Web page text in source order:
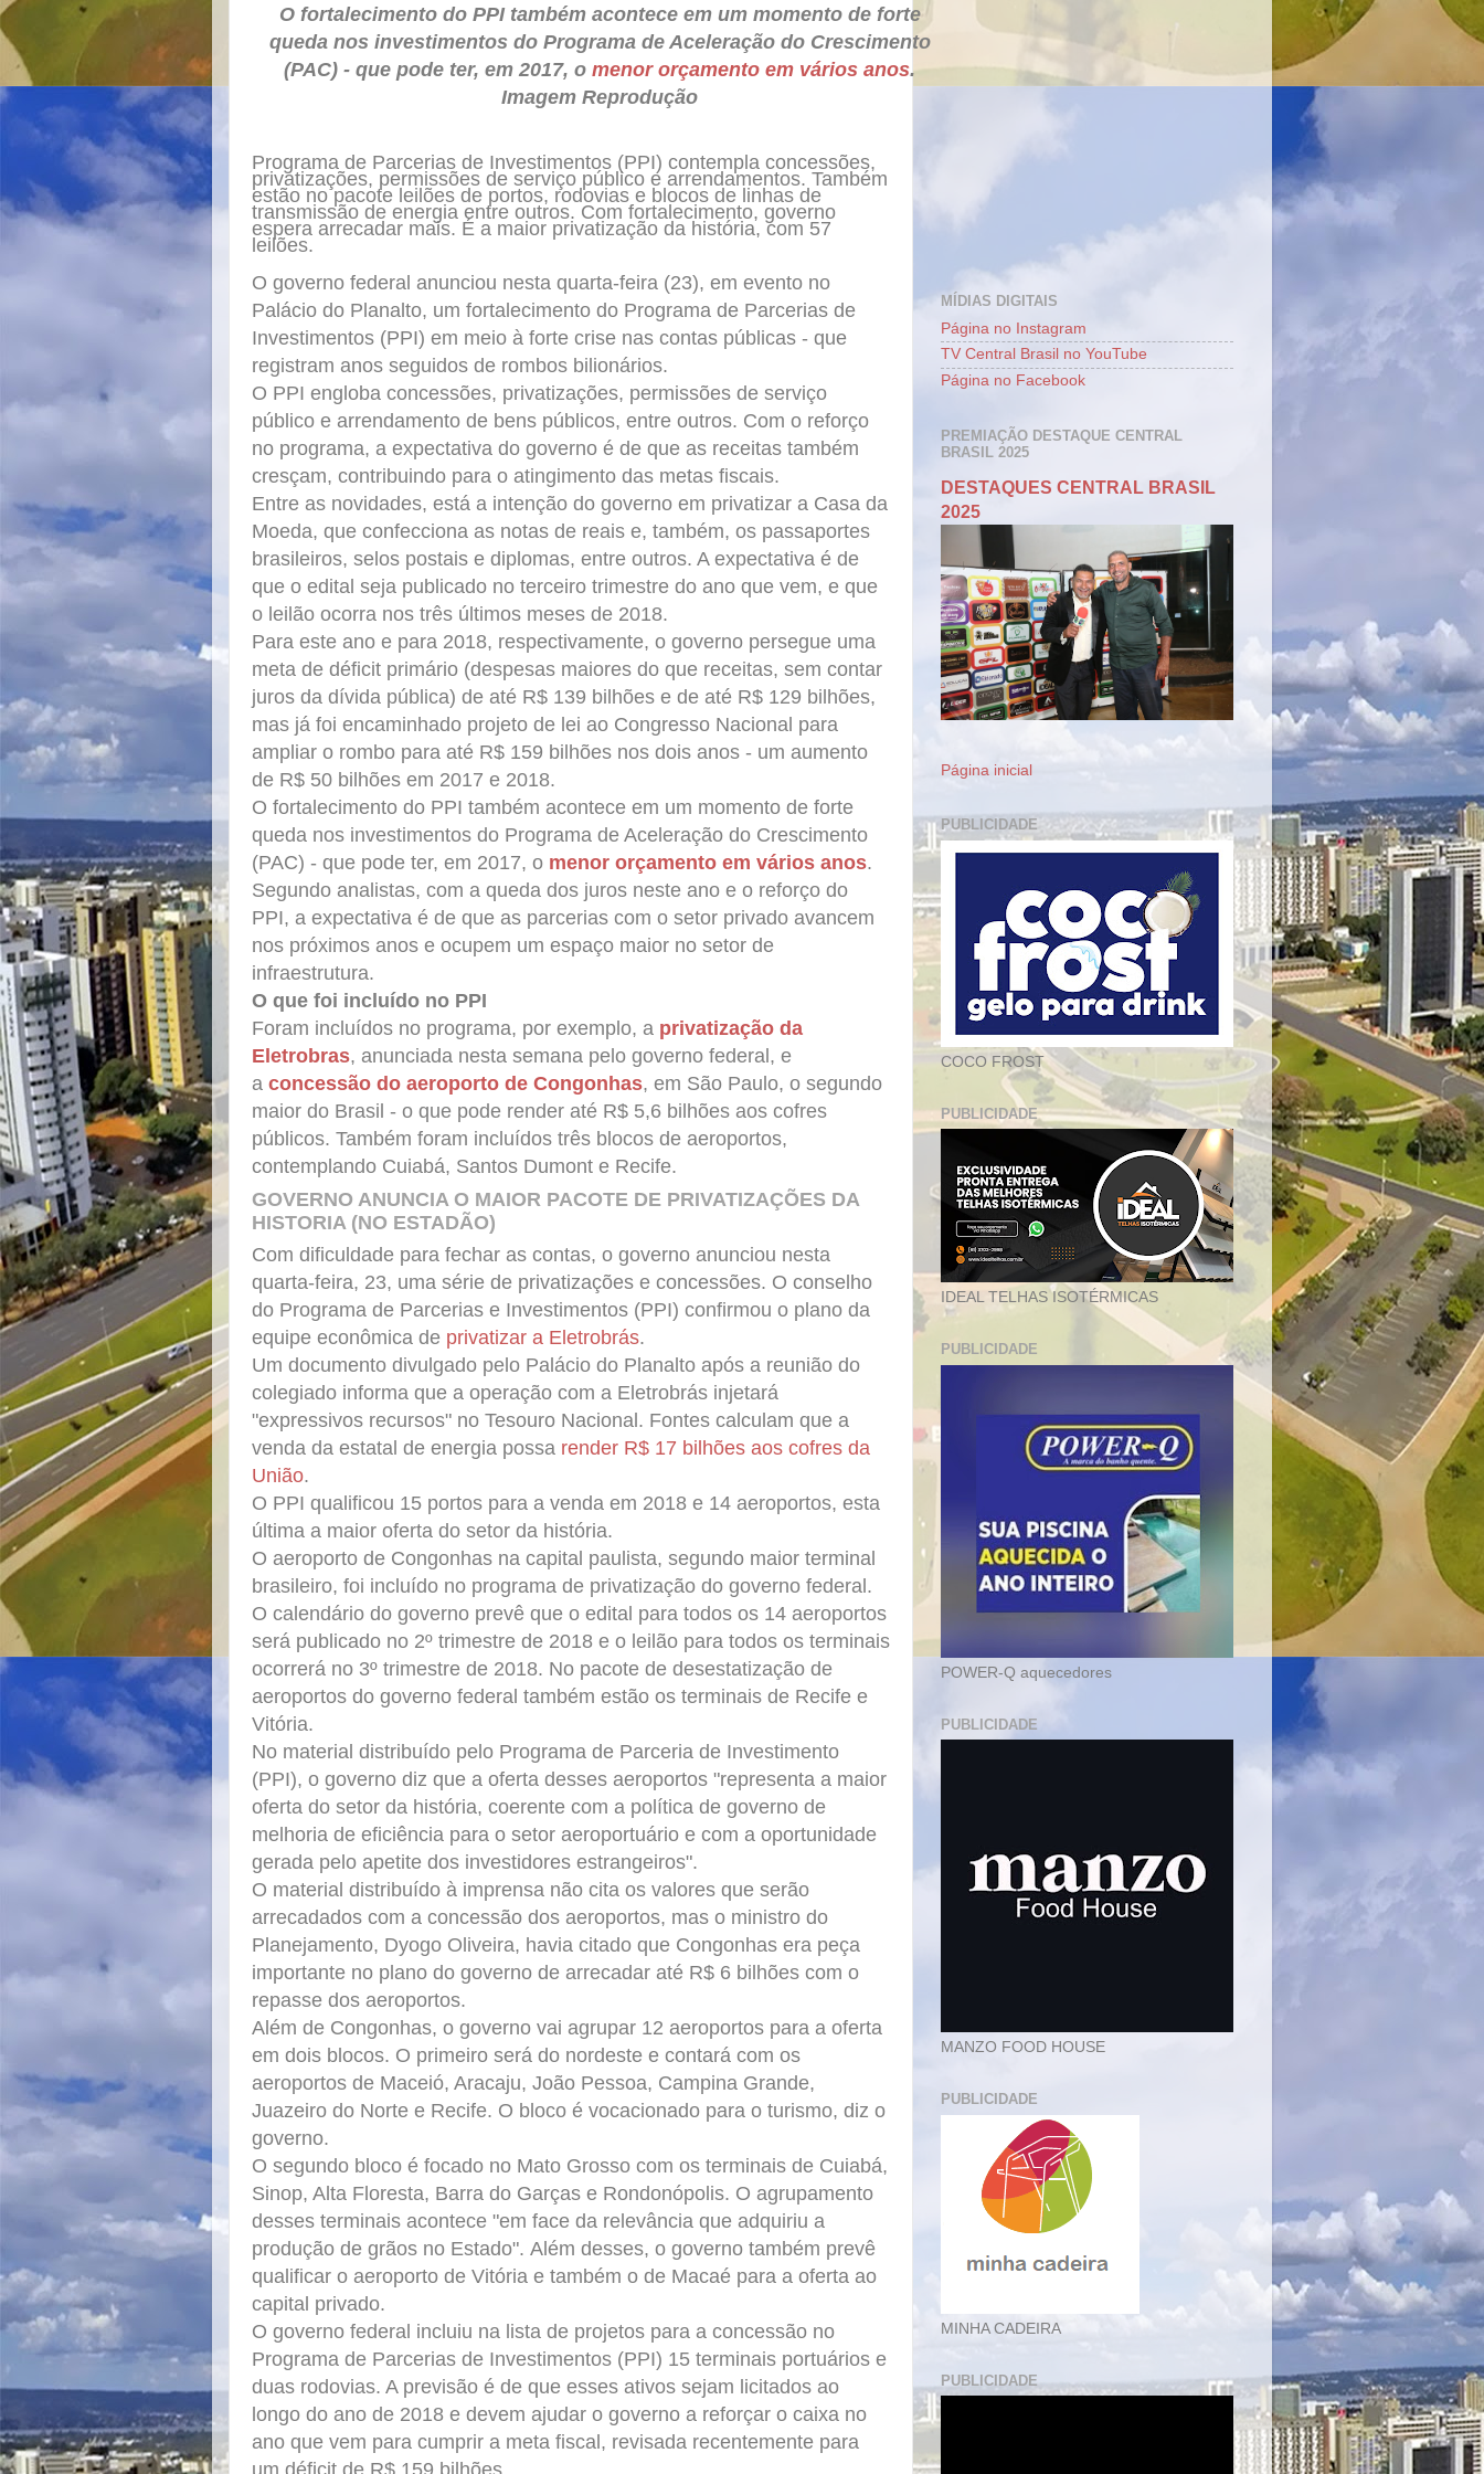
O fortalecimento do PPI também acontece em um momento de forte
queda nos investimentos do Programa de Aceleração do Crescimento
(PAC) - que pode ter, em 2017, o menor orçamento em vários anos.
Imagem Reprodução
Programa de Parcerias de Investimentos (PPI) contempla concessões,
privatizações, permissões de serviço público e arrendamentos. Também
estão no pacote leilões de portos, rodovias e blocos de linhas de
transmissão de energia entre outros. Com fortalecimento, governo
espera arrecadar mais. É a maior privatização da história, com 57
leilões.
O governo federal anunciou nesta quarta-feira (23), em evento no
Palácio do Planalto, um fortalecimento do Programa de Parcerias de
Investimentos (PPI) em meio à forte crise nas contas públicas - que
registram anos seguidos de rombos bilionários.
O PPI engloba concessões, privatizações, permissões de serviço
público e arrendamento de bens públicos, entre outros. Com o reforço
no programa, a expectativa do governo é de que as receitas também
cresçam, contribuindo para o atingimento das metas fiscais.
Entre as novidades, está a intenção do governo em privatizar a Casa da
Moeda, que confecciona as notas de reais e, também, os passaportes
brasileiros, selos postais e diplomas, entre outros. A expectativa é de
que o edital seja publicado no terceiro trimestre do ano que vem, e que
o leilão ocorra nos três últimos meses de 2018.
Para este ano e para 2018, respectivamente, o governo persegue uma
meta de déficit primário (despesas maiores do que receitas, sem contar
juros da dívida pública) de até R$ 139 bilhões e de até R$ 129 bilhões,
mas já foi encaminhado projeto de lei ao Congresso Nacional para
ampliar o rombo para até R$ 159 bilhões nos dois anos - um aumento
de R$ 50 bilhões em 2017 e 2018.
O fortalecimento do PPI também acontece em um momento de forte
queda nos investimentos do Programa de Aceleração do Crescimento
(PAC) - que pode ter, em 2017, o menor orçamento em vários anos.
Segundo analistas, com a queda dos juros neste ano e o reforço do
PPI, a expectativa é de que as parcerias com o setor privado avancem
nos próximos anos e ocupem um espaço maior no setor de
infraestrutura.
O que foi incluído no PPI
Foram incluídos no programa, por exemplo, a privatização da
Eletrobras, anunciada nesta semana pelo governo federal, e
a concessão do aeroporto de Congonhas, em São Paulo, o segundo
maior do Brasil - o que pode render até R$ 5,6 bilhões aos cofres
públicos. Também foram incluídos três blocos de aeroportos,
contemplando Cuiabá, Santos Dumont e Recife.
GOVERNO ANUNCIA O MAIOR PACOTE DE PRIVATIZAÇÕES DA
HISTORIA (NO ESTADÃO)
Com dificuldade para fechar as contas, o governo anunciou nesta
quarta-feira, 23, uma série de privatizações e concessões. O conselho
do Programa de Parcerias e Investimentos (PPI) confirmou o plano da
equipe econômica de privatizar a Eletrobrás.
Um documento divulgado pelo Palácio do Planalto após a reunião do
colegiado informa que a operação com a Eletrobrás injetará
"expressivos recursos" no Tesouro Nacional. Fontes calculam que a
venda da estatal de energia possa render R$ 17 bilhões aos cofres da
União.
O PPI qualificou 15 portos para a venda em 2018 e 14 aeroportos, esta
última a maior oferta do setor da história.
O aeroporto de Congonhas na capital paulista, segundo maior terminal
brasileiro, foi incluído no programa de privatização do governo federal.
O calendário do governo prevê que o edital para todos os 14 aeroportos
será publicado no 2º trimestre de 2018 e o leilão para todos os terminais
ocorrerá no 3º trimestre de 2018. No pacote de desestatização de
aeroportos do governo federal também estão os terminais de Recife e
Vitória.
No material distribuído pelo Programa de Parceria de Investimento
(PPI), o governo diz que a oferta desses aeroportos "representa a maior
oferta do setor da história, coerente com a política de governo de
melhoria de eficiência para o setor aeroportuário e com a oportunidade
gerada pelo apetite dos investidores estrangeiros".
O material distribuído à imprensa não cita os valores que serão
arrecadados com a concessão dos aeroportos, mas o ministro do
Planejamento, Dyogo Oliveira, havia citado que Congonhas era peça
importante no plano do governo de arrecadar até R$ 6 bilhões com o
repasse dos aeroportos.
Além de Congonhas, o governo vai agrupar 12 aeroportos para a oferta
em dois blocos. O primeiro será do nordeste e contará com os
aeroportos de Maceió, Aracaju, João Pessoa, Campina Grande,
Juazeiro do Norte e Recife. O bloco é vocacionado para o turismo, diz o
governo.
O segundo bloco é focado no Mato Grosso com os terminais de Cuiabá,
Sinop, Alta Floresta, Barra do Garças e Rondonópolis. O agrupamento
desses terminais acontece "em face da relevância que adquiriu a
produção de grãos no Estado". Além desses, o governo também prevê
qualificar o aeroporto de Vitória e também o de Macaé para a oferta ao
capital privado.
O governo federal incluiu na lista de projetos para a concessão no
Programa de Parcerias de Investimentos (PPI) 15 terminais portuários e
duas rodovias. A previsão é de que esses ativos sejam licitados ao
longo do ano de 2018 e devem ajudar o governo a reforçar o caixa no
ano que vem para cumprir a meta fiscal, revisada recentemente para
MÍDIAS DIGITAIS
Página no Instagram
TV Central Brasil no YouTube
Página no Facebook
PREMIAÇÃO DESTAQUE CENTRAL
BRASIL 2025
DESTAQUES CENTRAL BRASIL
2025
Página inicial
PUBLICIDADE
COCO FROST
PUBLICIDADE
IDEAL TELHAS ISOTÉRMICAS
PUBLICIDADE
POWER-Q aquecedores
PUBLICIDADE
MANZO FOOD HOUSE
PUBLICIDADE
MINHA CADEIRA
PUBLICIDADE